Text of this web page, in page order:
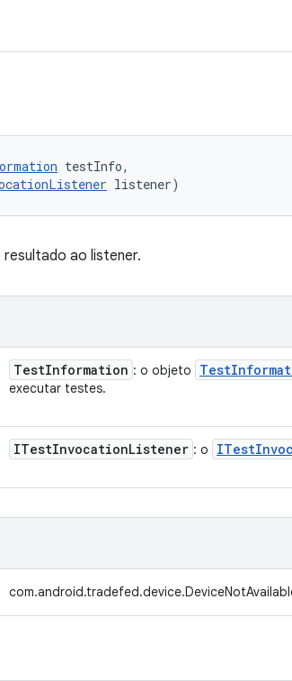
testInfo,
listener)
ao listener.
TestInformation : o objeto Test
executar testes.
ITestInvocationListener : o ITest